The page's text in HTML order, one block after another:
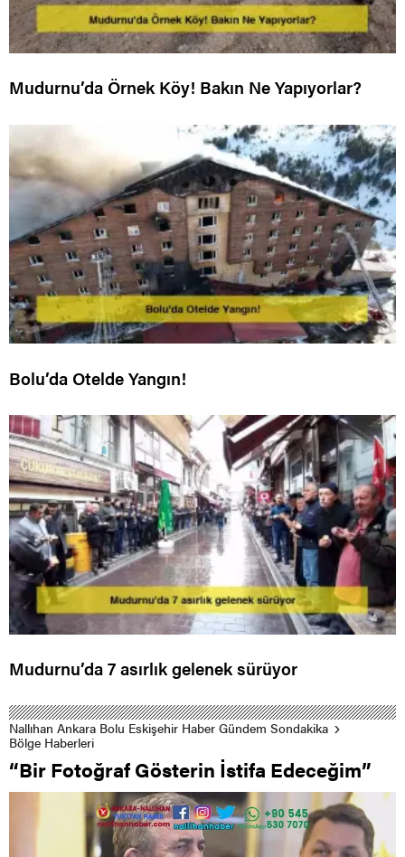
Mudurnu’da Örnek Köy! Bakın Ne Yapıyorlar?
Bolu’da Otelde Yangın!
Mudurnu’da 7 asırlık gelenek sürüyor
Nallıhan Ankara Bolu Eskişehir Haber Gündem Sondakika
Bölge Haberleri
“Bir Fotoğraf Gösterin İstifa Edeceğim”